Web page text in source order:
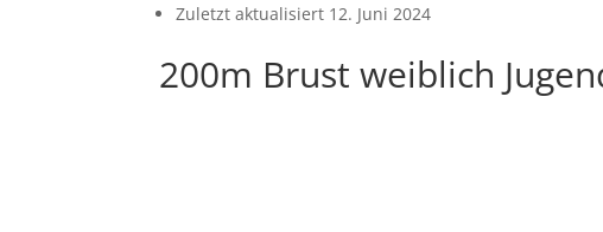
Zuletzt aktualisiert 12. Juni 2024
200m Brust weiblich